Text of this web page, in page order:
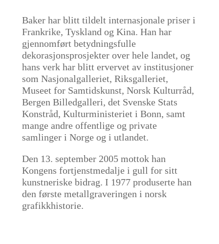
Baker har blitt tildelt internasjonale priser i
Frankrike, Tyskland og Kina. Han har
gjennomført betydningsfulle
dekorasjonsprosjekter over hele landet, og
hans verk har blitt ervervet av institusjoner
som Nasjonalgalleriet, Riksgalleriet,
Museet for Samtidskunst, Norsk Kulturråd,
Bergen Billedgalleri, det Svenske Stats
Konstråd, Kulturministeriet i Bonn, samt
mange andre offentlige og private
samlinger i Norge og i utlandet.
Den 13. september 2005 mottok han
Kongens fortjenstmedalje i gull for sitt
kunstneriske bidrag. I 1977 produserte han
den første metallgraveringen i norsk
grafikkhistorie.